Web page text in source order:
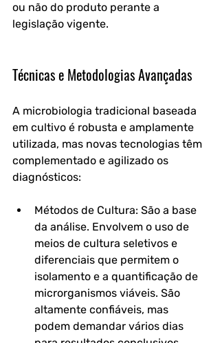
ou não do produto perante a
legislação vigente.
Técnicas e Metodologias Avançadas
A microbiologia tradicional baseada
em cultivo é robusta e amplamente
utilizada, mas novas tecnologias têm
complementado e agilizado os
diagnósticos:
Métodos de Cultura: São a base
da análise. Envolvem o uso de
meios de cultura seletivos e
diferenciais que permitem o
isolamento e a quantificação de
microrganismos viáveis. São
altamente confiáveis, mas
podem demandar vários dias